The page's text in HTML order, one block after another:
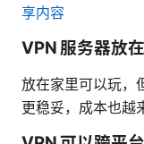
享内容
VPN 服务器放
放在家里可以玩，
更稳妥，成本也越